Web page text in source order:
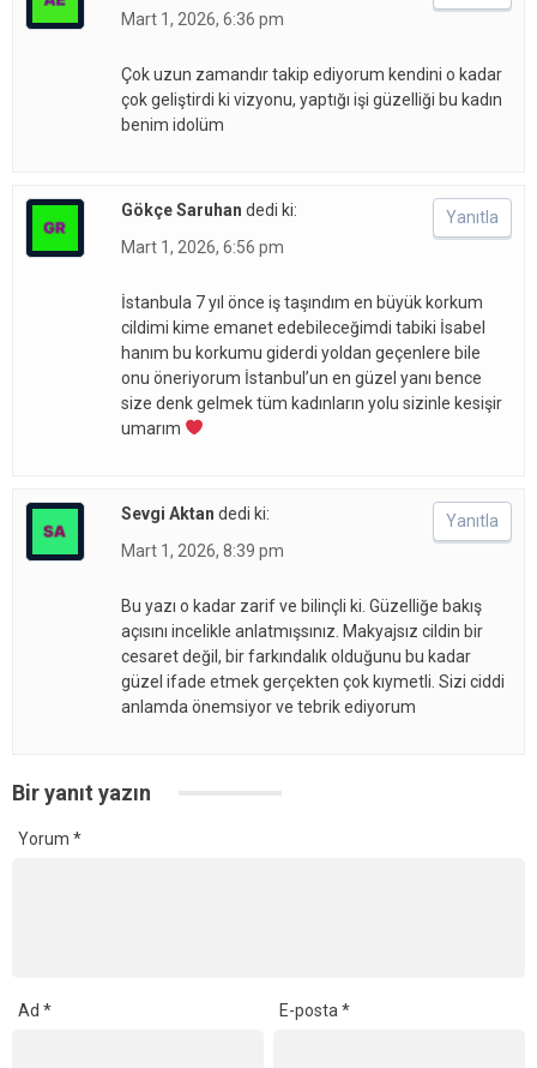
Mart 1, 2026, 6:36 pm
Çok uzun zamandır takip ediyorum kendini o kadar
çok geliştirdi ki vizyonu, yaptığı işi güzelliği bu kadın
benim idolüm
Gökçe Saruhan dedi ki:
Mart 1, 2026, 6:56 pm
İstanbula 7 yıl önce iş taşındım en büyük korkum
cildimi kime emanet edebileceğimdi tabiki İsabel
hanım bu korkumu giderdi yoldan geçenlere bile
onu öneriyorum İstanbul’un en güzel yanı bence
size denk gelmek tüm kadınların yolu sizinle kesişir
umarım
Yanıtla
Sevgi Aktan dedi ki:
Mart 1, 2026, 8:39 pm
Bu yazı o kadar zarif ve bilinçli ki. Güzelliğe bakış
açısını incelikle anlatmışsınız. Makyajsız cildin bir
cesaret değil, bir farkındalık olduğunu bu kadar
güzel ifade etmek gerçekten çok kıymetli. Sizi ciddi
anlamda önemsiyor ve tebrik ediyorum
Yanıtla
Bir yanıt yazın
Yorum *
Ad * E-posta*